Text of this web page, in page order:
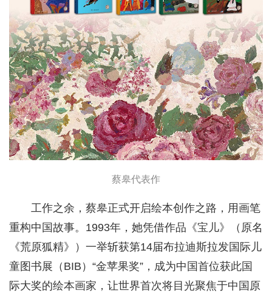
蔡皋代表作
工作之余，蔡皋正式开启绘本创作之路，用画笔
重构中国故事。1993年，她凭借作品《宝儿》（原名
《荒原狐精》）一举斩获第14届布拉迪斯拉发国际儿
童图书展（BIB）“金苹果奖”，成为中国首位获此国
际大奖的绘本画家，让世界首次将目光聚焦于中国原